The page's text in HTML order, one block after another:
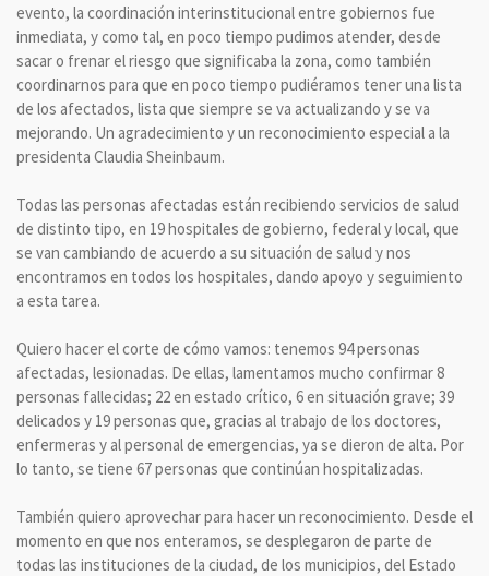
evento, la coordinación interinstitucional entre gobiernos fue
inmediata, y como tal, en poco tiempo pudimos atender, desde
sacar o frenar el riesgo que significaba la zona, como también
coordinarnos para que en poco tiempo pudiéramos tener una lista
de los afectados, lista que siempre se va actualizando y se va
mejorando. Un agradecimiento y un reconocimiento especial a la
presidenta Claudia Sheinbaum.
Todas las personas afectadas están recibiendo servicios de salud
de distinto tipo, en 19 hospitales de gobierno, federal y local, que
se van cambiando de acuerdo a su situación de salud y nos
encontramos en todos los hospitales, dando apoyo y seguimiento
a esta tarea.
Quiero hacer el corte de cómo vamos: tenemos 94 personas
afectadas, lesionadas. De ellas, lamentamos mucho confirmar 8
personas fallecidas; 22 en estado crítico, 6 en situación grave; 39
delicados y 19 personas que, gracias al trabajo de los doctores,
enfermeras y al personal de emergencias, ya se dieron de alta. Por
lo tanto, se tiene 67 personas que continúan hospitalizadas.
También quiero aprovechar para hacer un reconocimiento. Desde el
momento en que nos enteramos, se desplegaron de parte de
todas las instituciones de la ciudad, de los municipios, del Estado